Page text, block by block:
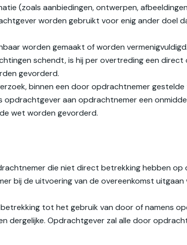
(zoals aanbiedingen, ontwerpen,
worden gebruikt voor enig ander doel
worden gemaakt of worden vermenigvuldigd.
schendt, is hij per overtreding een
gevorderd.
binnen een door opdrachtnemer gestelde
aan opdrachtnemer een
wet worden gevorderd.
die niet direct betrekking hebben op
bij de uitvoering van de overeenkomst uitgaan
tot het gebruik van door of namens
dergelijke. Opdrachtgever zal alle door